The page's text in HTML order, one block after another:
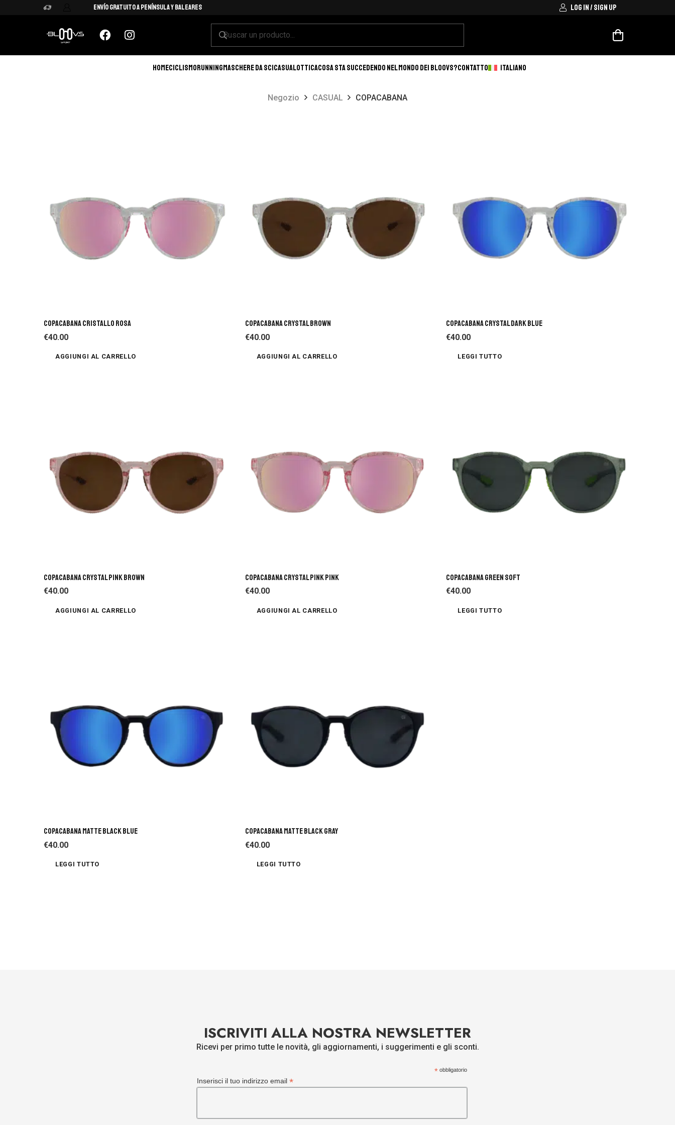
Envío Gratuito a Península y Baleares LOG IN / SIGN UP
HOMECICLISMORUNNINGMASCHERE DA SCICASUALOTTICACOSA STA SUCCEDENDO NEL MONDO DEI BLOOVS?CONTATTO ITALIANO
Negozio CASUAL COPACABANA
COPACABANA CRISTALLO ROSA
€40.00
AGGIUNGI AL CARRELLO
COPACABANA CRYSTAL BROWN
€40.00
AGGIUNGI AL CARRELLO
COPACABANA CRYSTAL DARK BLUE
€40.00
LEGGI TUTTO
COPACABANA CRYSTAL PINK BROWN
€40.00
AGGIUNGI AL CARRELLO
COPACABANA CRYSTAL PINK PINK
€40.00
AGGIUNGI AL CARRELLO
COPACABANA GREEN SOFT
€40.00
LEGGI TUTTO
COPACABANA MATTE BLACK BLUE
€40.00
LEGGI TUTTO
COPACABANA MATTE BLACK GRAY
€40.00
LEGGI TUTTO
ISCRIVITI ALLA NOSTRA NEWSLETTER
Ricevi per primo tutte le novità, gli aggiornamenti, i suggerimenti e gli sconti.
*obbligatorio
Inserisci il tuo indirizzo email *